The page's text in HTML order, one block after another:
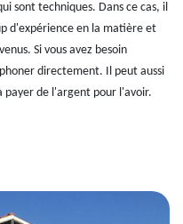
sont techniques. Dans ce cas, il
d'expérience en la matière et
Si vous avez besoin
directement. Il peut aussi
payer de l'argent pour l'avoir.